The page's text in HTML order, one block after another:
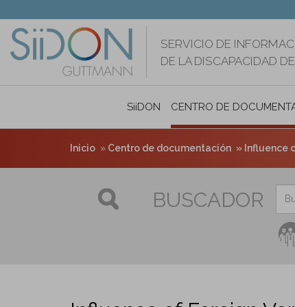
contenido
principal
SERVICIO DE
DE LA DISCAPACIDAD
SiiDON CENTRO DE
Inicio Centro de documentación Influence of
BUSCADOR